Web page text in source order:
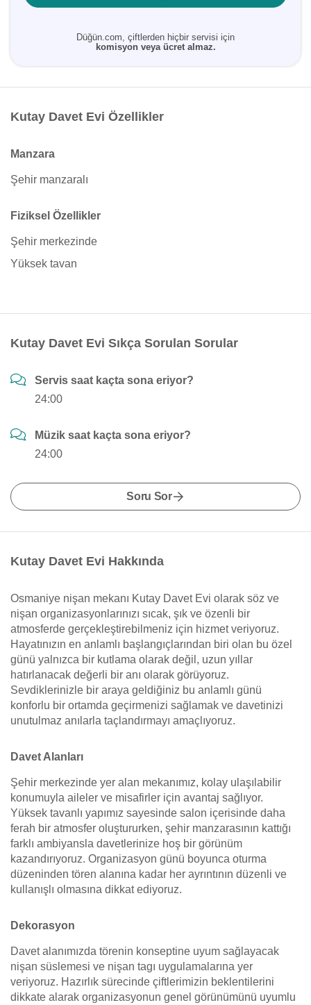
Düğün.com, çiftlerden hiçbir servisi için
komisyon veya ücret almaz.
Kutay Davet Evi Özellikler
Manzara
Şehir manzaralı
Fiziksel Özellikler
Şehir merkezinde
Yüksek tavan
Kutay Davet Evi Sıkça Sorulan Sorular
Servis saat kaçta sona eriyor?
24:00
Müzik saat kaçta sona eriyor?
24:00
Soru Sor
Kutay Davet Evi Hakkında
Osmaniye nişan mekanı Kutay Davet Evi olarak söz ve
nişan organizasyonlarınızı sıcak, şık ve özenli bir
atmosferde gerçekleştirebilmeniz için hizmet veriyoruz.
Hayatınızın en anlamlı başlangıçlarından biri olan bu özel
günü yalnızca bir kutlama olarak değil, uzun yıllar
hatırlanacak değerli bir anı olarak görüyoruz.
Sevdiklerinizle bir araya geldiğiniz bu anlamlı günü
konforlu bir ortamda geçirmenizi sağlamak ve davetinizi
unutulmaz anılarla taçlandırmayı amaçlıyoruz.
Davet Alanları
Şehir merkezinde yer alan mekanımız, kolay ulaşılabilir
konumuyla aileler ve misafirler için avantaj sağlıyor.
Yüksek tavanlı yapımız sayesinde salon içerisinde daha
ferah bir atmosfer oluştururken, şehir manzarasının kattığı
farklı ambiyansla davetlerinize hoş bir görünüm
kazandırıyoruz. Organizasyon günü boyunca oturma
düzeninden tören alanına kadar her ayrıntının düzenli ve
kullanışlı olmasına dikkat ediyoruz.
Dekorasyon
Davet alanımızda törenin konseptine uyum sağlayacak
nişan süslemesi ve nişan tagı uygulamalarına yer
veriyoruz. Hazırlık sürecinde çiftlerimizin beklentilerini
dikkate alarak organizasyonun genel görünümünü uyumlu